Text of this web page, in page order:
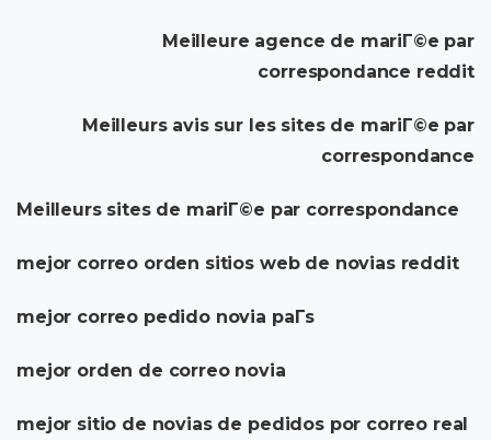
Meilleure agence de mariГ©e par
correspondance reddit
Meilleurs avis sur les sites de mariГ©e par
correspondance
Meilleurs sites de mariГ©e par correspondance
mejor correo orden sitios web de novias reddit
mejor correo pedido novia paГ­s
mejor orden de correo novia
mejor sitio de novias de pedidos por correo real